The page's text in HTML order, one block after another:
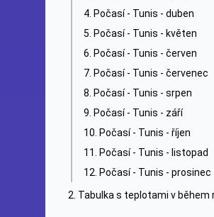
Počasí - Tunis - duben
Počasí - Tunis - květen
Počasí - Tunis - červen
Počasí - Tunis - červenec
Počasí - Tunis - srpen
Počasí - Tunis - září
Počasí - Tunis - říjen
Počasí - Tunis - listopad
Počasí - Tunis - prosinec
Tabulka s teplotami v během